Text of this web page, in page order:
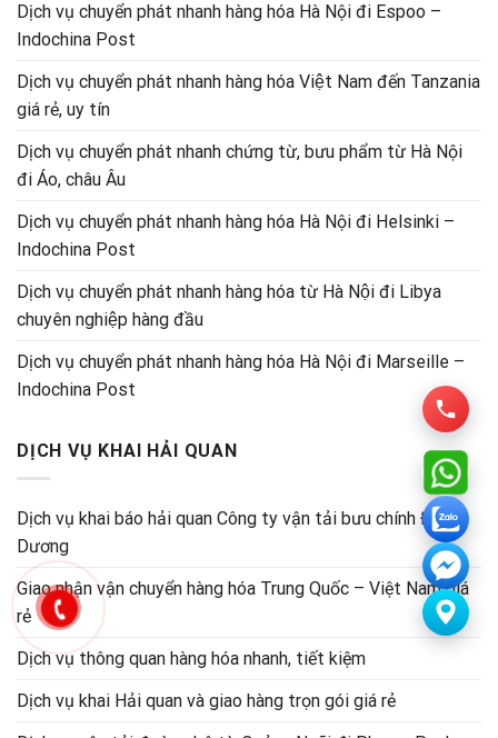
Dịch vụ chuyển phát nhanh hàng hóa Hà Nội đi Espoo –
Indochina Post
Dịch vụ chuyển phát nhanh hàng hóa Việt Nam đến Tanzania
giá rẻ, uy tín
Dịch vụ chuyển phát nhanh chứng từ, bưu phẩm từ Hà Nội
đi Áo, châu Âu
Dịch vụ chuyển phát nhanh hàng hóa Hà Nội đi Helsinki –
Indochina Post
Dịch vụ chuyển phát nhanh hàng hóa từ Hà Nội đi Libya
chuyên nghiệp hàng đầu
Dịch vụ chuyển phát nhanh hàng hóa Hà Nội đi Marseille –
Indochina Post
DỊCH VỤ KHAI HẢI QUAN
Dịch vụ khai báo hải quan Công ty vận tải bưu chính Đông
Dương
Giao nhận vận chuyển hàng hóa Trung Quốc – Việt Nam giá
rẻ
Dịch vụ thông quan hàng hóa nhanh, tiết kiệm
Dịch vụ khai Hải quan và giao hàng trọn gói giá rẻ